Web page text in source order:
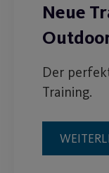
Neue
Der
Training.